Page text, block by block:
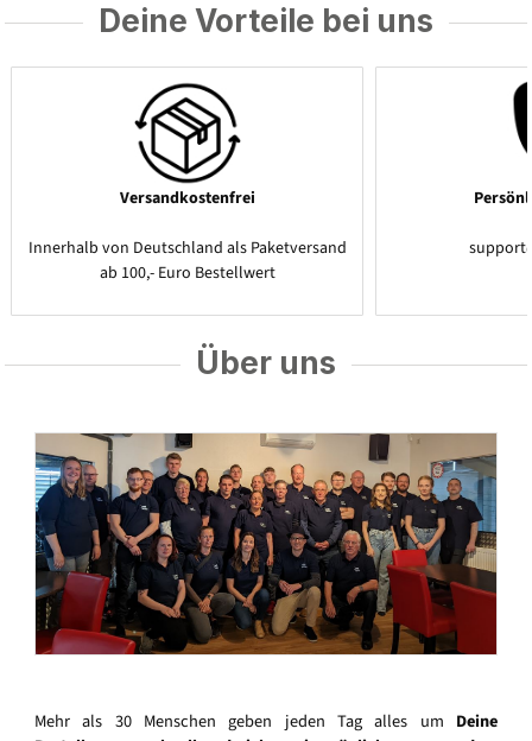
Deine Vorteile bei uns
Versandkostenfrei
Innerhalb von Deutschland als Paketversand
ab 100,- Euro Bestellwert
Über uns
Mehr als 30 Menschen geben jeden Tag alles um Deine